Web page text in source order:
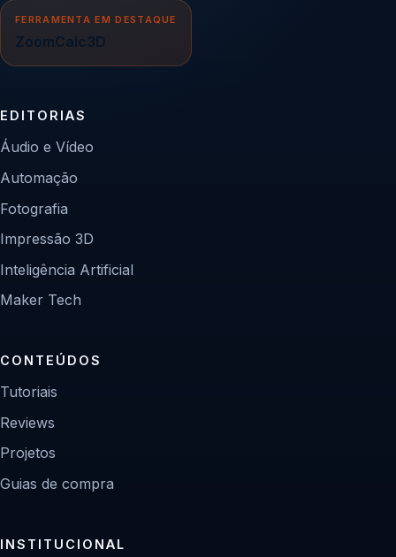
FERRAMENTA EM DESTAQUE
ZoomCalc3D
EDITORIAS
Áudio e Vídeo
Automação
Fotografia
Impressão 3D
Inteligência Artificial
Maker Tech
CONTEÚDOS
Tutoriais
Reviews
Projetos
Guias de compra
INSTITUCIONAL